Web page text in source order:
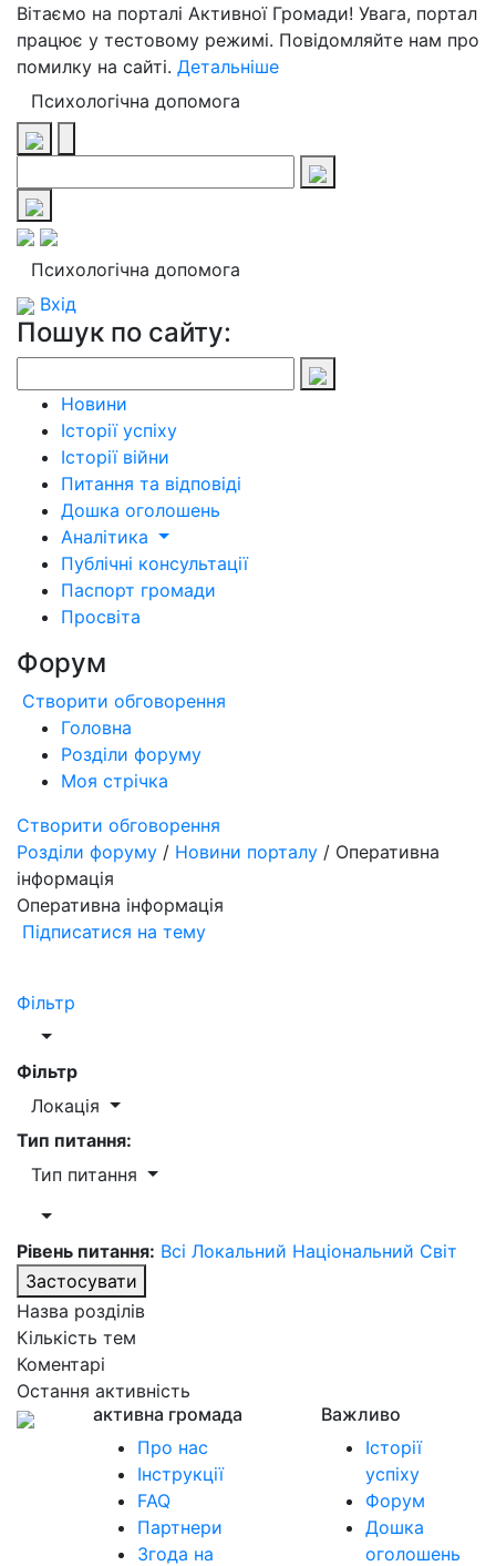
Вітаємо на порталі Активної Громади! Увага, портал
працює у тестовому режимі. Повідомляйте нам про
помилку на сайті. Детальніше
Психологічна допомога
Психологічна допомога
Вхід
Пошук по сайту:
Новини
Історії успіху
Історії війни
Питання та відповіді
Дошка оголошень
Аналітика
Публічні консультації
Паспорт громади
Просвіта
Форум
Створити обговорення
Головна
Розділи форуму
Моя стрічка
Створити обговорення
Розділи форуму / Новини порталу / Оперативна
інформація
Оперативна інформація
Підписатися на тему
Фільтр
Фільтр
Локація
Тип питання:
Тип питання
Рівень питання: Всі Локальний Національний Світ
Застосувати
Назва розділів
Кількість тем
Коментарі
Остання активність
активна громада
Про нас
Інструкції
FAQ
Партнери
Згода на
Важливо
Історії
успіху
Форум
Дошка
оголошень